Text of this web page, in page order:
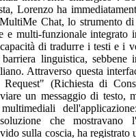
Lorenzo ha
Chat, lo strumento di
e multi-funzionale integrato
di tradurre i testi e i
linguistica, sebbene
Attraverso questa
(Richiesta di
un messaggio di testo,
che mostravano
sulla coscia, ha registrato